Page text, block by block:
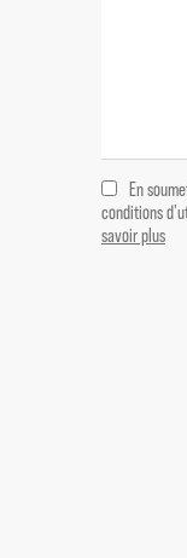
En
conditions
savoir plus